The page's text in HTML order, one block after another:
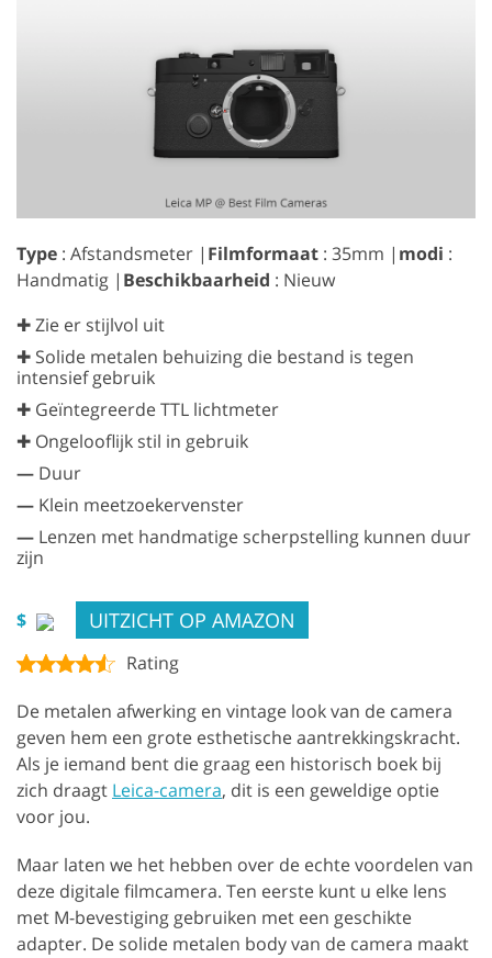
Type : Afstandsmeter | Filmformaat : 35mm | modi :
Handmatig | Beschikbaarheid : Nieuw
✚ Zie er stijlvol uit
✚ Solide metalen behuizing die bestand is tegen
intensief gebruik
✚ Geïntegreerde TTL lichtmeter
✚ Ongelooflijk stil in gebruik
— Duur
— Klein meetzoekervenster
— Lenzen met handmatige scherpstelling kunnen duur
zijn
$ UITZICHT OP AMAZON
Rating
De metalen afwerking en vintage look van de camera
geven hem een grote esthetische aantrekkingskracht.
Als je iemand bent die graag een historisch boek bij
zich draagt Leica-camera, dit is een geweldige optie
voor jou.
Maar laten we het hebben over de echte voordelen van
deze digitale filmcamera. Ten eerste kunt u elke lens
met M-bevestiging gebruiken met een geschikte
adapter. De solide metalen body van de camera maakt